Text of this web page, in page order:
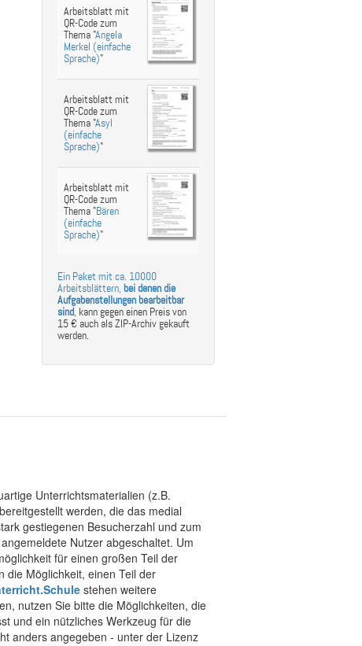
Arbeitsblatt mit
QR-Code zum
Thema "Angela
Merkel (einfache
Sprache)"
Arbeitsblatt mit
QR-Code zum
Thema "Asyl
(einfache
Sprache)"
Arbeitsblatt mit
QR-Code zum
Thema "Bären
(einfache
Sprache)"
Ein Paket mit ca. 10000
Arbeitsblättern, bei denen die
Aufgabenstellungen bearbeitbar
sind, kann gegen einen Preis von
15 € auch als ZIP-Archiv gekauft
werden.
Unterrichtsmaterialien (z.B.
werden, die das medial
gestiegenen Besucherzahl und zum
Nutzer abgeschaltet. Um
für einen großen Teil der
die Möglichkeit, einen Teil der
stehen weitere
nutzen Sie bitte die Möglichkeiten, die
und ein nützliches Werkzeug für die
anders angegeben - unter der Lizenz